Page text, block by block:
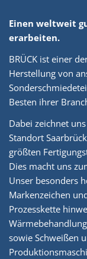
Einen weltweit
erarbeiten.
BRÜCK ist einer
Herstellung von
Besten ihrer
Dabei zeichnet
Standort
größten
Dies macht uns
Unser besonders
Markenzeichen
Prozesskette
sowie Schweißen